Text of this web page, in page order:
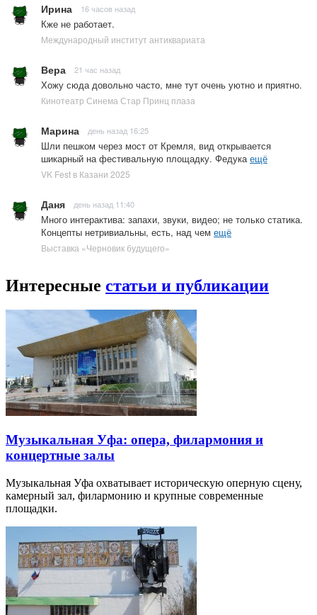
Ирина 16 часов назад
Кже не работает.
Международный институт антиквариата
Вера 21 час назад
Хожу сюда довольно часто, мне тут очень уютно и приятно.
Кинотеатр Синема Стар Принц плаза
Марина день назад 16:25
Шли пешком через мост от Кремля, вид открывается
шикарный на фестивальную площадку. Федука ещё
VK Fest в Казани 2025
Даня день назад 11:40
Много интерактива: запахи, звуки, видео; не только статика.
Концепты нетривиальны, есть, над чем ещё
Выставка «Черновик будущего»
Интересные статьи и публикации
Музыкальная Уфа: опера, филармония и
концертные залы
Музыкальная Уфа охватывает историческую оперную сцену,
камерный зал, филармонию и крупные современные
площадки.